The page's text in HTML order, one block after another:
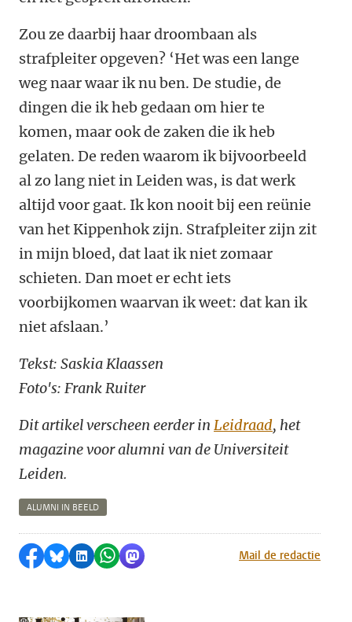
Zou ze daarbij haar droombaan als
strafpleiter opgeven? ‘Het was een lange
weg naar waar ik nu ben. De studie, de
dingen die ik heb gedaan om hier te
komen, maar ook de zaken die ik heb
gelaten. De reden waarom ik bijvoorbeeld
al zo lang niet in Leiden was, is dat werk
altijd voor gaat. Ik kon nooit bij een reünie
van het Kippenhok zijn. Strafpleiter zijn zit
in mijn bloed, dat laat ik niet zomaar
schieten. Dan moet er echt iets
voorbijkomen waarvan ik weet: dat kan ik
niet afslaan.’
Tekst: Saskia Klaassen
Foto's: Frank Ruiter
Dit artikel verscheen eerder in Leidraad, het
magazine voor alumni van de Universiteit
Leiden.
ALUMNI IN BEELD
Delen op Facebook
Delen via Bluesky
Delen op LinkedIn
Delen via WhatsApp
Delen via MastodonMail de redactie